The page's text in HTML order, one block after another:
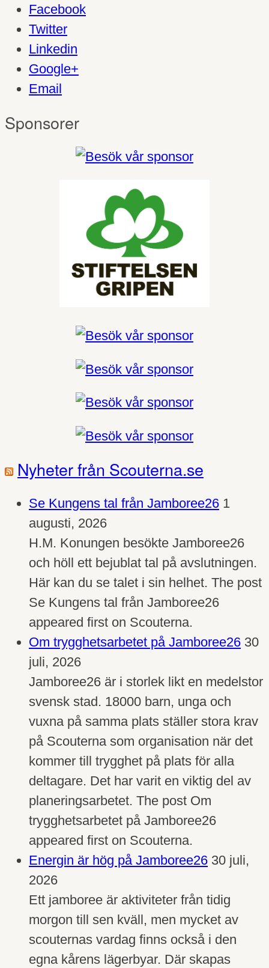
Facebook
Twitter
Linkedin
Google+
Email
Sponsorer
Nyheter från Scouterna.se
Se Kungens tal från Jamboree26 1
augusti, 2026
H.M. Konungen besökte Jamboree26
och höll ett bejublat tal på avslutningen.
Här kan du se talet i sin helhet. The post
Se Kungens tal från Jamboree26
appeared first on Scouterna.
Om trygghetsarbetet på Jamboree26 30
juli, 2026
Jamboree26 är i storlek likt en medelstor
svensk stad. 18000 barn, unga och
vuxna på samma plats ställer stora krav
på Scouterna som organisation när det
kommer till trygghet på plats för alla
deltagare. Det har varit en viktig del av
planeringsarbetet. The post Om
trygghetsarbetet på Jamboree26
appeared first on Scouterna.
Energin är hög på Jamboree26 30 juli,
2026
Ett jamboree är aktiviteter från tidig
morgon till sen kväll, men mycket av
scouternas vardag finns också i den
egna kårens lägerbyar. Där skapas